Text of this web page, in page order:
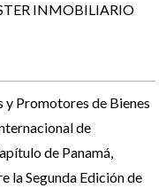
INMOBILIARIO
y Promotores de Bienes
de
de Panamá,
la Segunda Edición de